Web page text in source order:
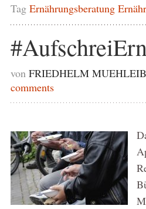
Tag Ernährungsberatung
von FRIEDHELM MUEHLEIB
comments